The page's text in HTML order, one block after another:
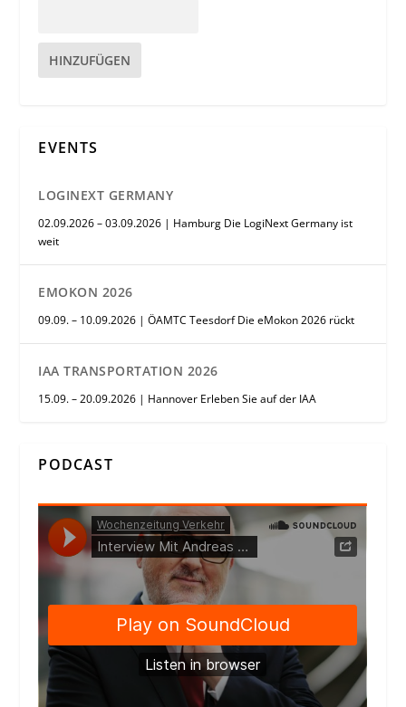
HINZUFÜGEN
EVENTS
LOGINEXT GERMANY
02.09.2026 – 03.09.2026 | Hamburg Die LogiNext Germany ist
weit
EMOKON 2026
09.09. – 10.09.2026 | ÖAMTC Teesdorf Die eMokon 2026 rückt
IAA TRANSPORTATION 2026
15.09. – 20.09.2026 | Hannover Erleben Sie auf der IAA
PODCAST